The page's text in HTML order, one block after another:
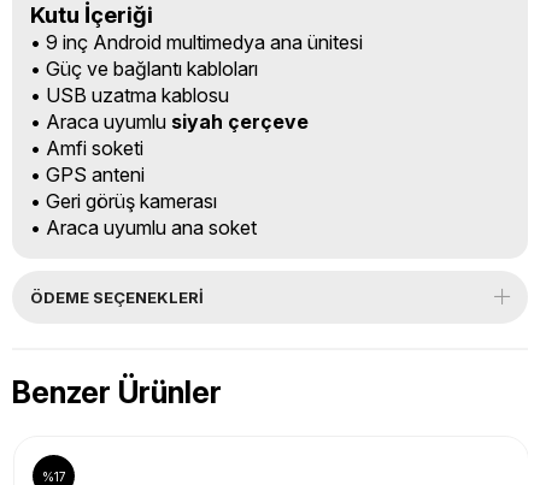
Kutu İçeriği
• 9 inç Android multimedya ana ünitesi
• Güç ve bağlantı kabloları
• USB uzatma kablosu
• Araca uyumlu siyah çerçeve
• Amfi soketi
• GPS anteni
• Geri görüş kamerası
• Araca uyumlu ana soket
ÖDEME SEÇENEKLERI
Benzer Ürünler
%17